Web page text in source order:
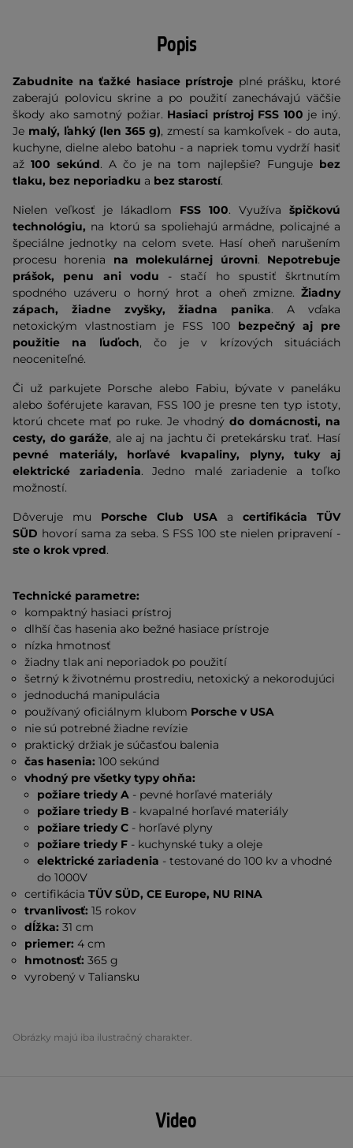
Popis
Zabudnite na ťažké hasiace prístroje plné prášku, ktoré
zaberajú polovicu skrine a po použití zanechávajú väčšie
škody ako samotný požiar. Hasiaci prístroj FSS 100 je iný.
Je malý, ľahký (len 365 g), zmestí sa kamkoľvek - do auta,
kuchyne, dielne alebo batohu - a napriek tomu vydrží hasiť
až 100 sekúnd. A čo je na tom najlepšie? Funguje bez
tlaku, bez neporiadku a bez starostí.
Nielen veľkosť je lákadlom FSS 100. Využíva špičkovú
technológiu, na ktorú sa spoliehajú armádne, policajné a
špeciálne jednotky na celom svete. Hasí oheň narušením
procesu horenia na molekulárnej úrovni. Nepotrebuje
prášok, penu ani vodu - stačí ho spustiť škrtnutím
spodného uzáveru o horný hrot a oheň zmizne. Žiadny
zápach, žiadne zvyšky, žiadna panika. A vďaka
netoxickým vlastnostiam je FSS 100 bezpečný aj pre
použitie na ľuďoch, čo je v krízových situáciách
neoceniteľné.
Či už parkujete Porsche alebo Fabiu, bývate v paneláku
alebo šoférujete karavan, FSS 100 je presne ten typ istoty,
ktorú chcete mať po ruke. Je vhodný do domácnosti, na
cesty, do garáže, ale aj na jachtu či pretekársku trať. Hasí
pevné materiály, horľavé kvapaliny, plyny, tuky aj
elektrické zariadenia. Jedno malé zariadenie a toľko
možností.
Dôveruje mu Porsche Club USA a certifikácia TÜV
SÜD hovorí sama za seba. S FSS 100 ste nielen pripravení -
ste o krok vpred.
Technické parametre:
kompaktný hasiaci prístroj
dlhší čas hasenia ako bežné hasiace prístroje
nízka hmotnosť
žiadny tlak ani neporiadok po použití
šetrný k životnému prostrediu, netoxický a nekorodujúci
jednoduchá manipulácia
používaný oficiálnym klubom Porsche v USA
nie sú potrebné žiadne revízie
praktický držiak je súčasťou balenia
čas hasenia: 100 sekúnd
vhodný pre všetky typy ohňa:
požiare triedy A - pevné horľavé materiály
požiare triedy B - kvapalné horľavé materiály
požiare triedy C - horľavé plyny
požiare triedy F- kuchynské tuky a oleje
elektrické zariadenia - testované do 100 kv a vhodné
do 1000V
certifikáciaTÜV SÜD, CE Europe, NU RINA
trvanlivosť: 15 rokov
dĺžka: 31 cm
priemer:4 cm
hmotnosť: 365 g
vyrobený v Taliansku
Obrázky majú iba ilustračný charakter.
Video